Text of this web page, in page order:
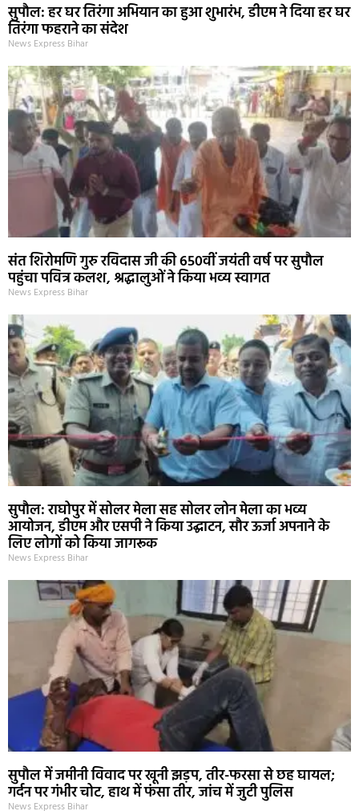
सुपौल: हर घर तिरंगा अभियान का हुआ शुभारंभ, डीएम ने दिया हर घर
तिरंगा फहराने का संदेश
News Express Bihar
संत शिरोमणि गुरु रविदास जी की 650वीं जयंती वर्ष पर सुपौल
पहुंचा पवित्र कलश, श्रद्धालुओं ने किया भव्य स्वागत
News Express Bihar
सुपौल: राघोपुर में सोलर मेला सह सोलर लोन मेला का भव्य
आयोजन, डीएम और एसपी ने किया उद्घाटन, सौर ऊर्जा अपनाने के
लिए लोगों को किया जागरूक
News Express Bihar
सुपौल में जमीनी विवाद पर खूनी झड़प, तीर-फरसा से छह घायल;
गर्दन पर गंभीर चोट, हाथ में फंसा तीर, जांच में जुटी पुलिस
News Express Bihar